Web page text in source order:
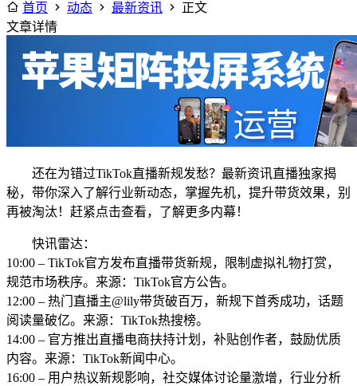
首页
动态 最新资讯
正文
文章详情
还在为错过TikTok直播新规发愁？最新资讯直播独家揭
秘，带你深入了解行业新动态，掌握先机，提升带货效果，别
再被淘汰！赶紧点击查看，了解更多内幕！
快讯雷达：
10:00 – TikTok官方发布直播带货新规，限制虚拟礼物打赏，
规范市场秩序。来源：TikTok官方公告。
12:00 – 热门直播主@lily带货破百万，新规下首秀成功，话题
阅读量破亿。来源：TikTok热搜榜。
14:00 – 官方推出直播电商扶持计划，补贴创作者，鼓励优质
内容。来源：TikTok新闻中心。
16:00 – 用户热议新规影响，社交媒体讨论量激增，行业分析